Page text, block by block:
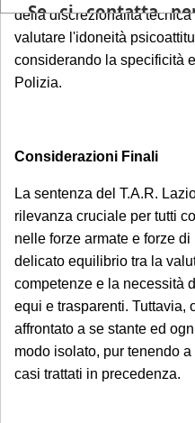
della discrezionalità
valutare l'idoneità
considerando la specificità
Polizia.
Considerazioni Finali
La sentenza del T.A.R.
rilevanza cruciale per tutti
nelle forze armate e forze
delicato equilibrio tra la
competenze e la necessità
equi e trasparenti. Tuttavia,
affrontato a se stante ed
modo isolato, pur tenendo
casi trattati in precedenza.
Se ci contatta
informiamo
consulenza
sarà gestita in
che tale
trattamento
sarà calendarizzato
dei professionisti,
della questione
invita a mandare
prenotazione.
Sarà comunque
urgente